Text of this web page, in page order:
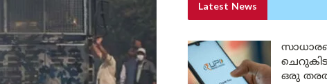
Latest News
ഒരു